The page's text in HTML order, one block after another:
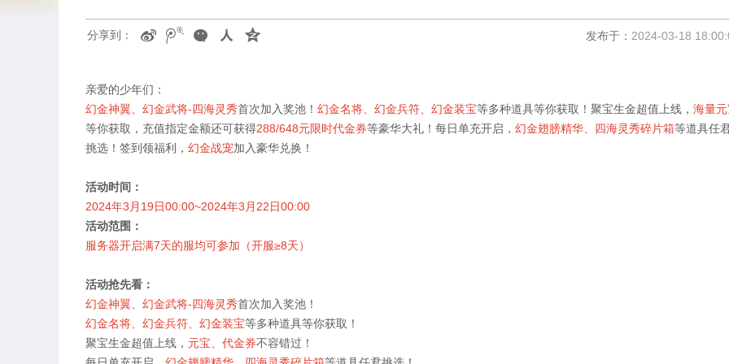
发布于： 2024-03-18
分享到：
亲爱的少年们：
幻金神翼、幻金武将-四海灵秀首次加入奖池！ 幻金名将、幻金兵符、幻金装宝等多种道具等你获取！聚宝生金超值上线， 海量
等你获取，充值指定金额还可获得288/648元限时代金券等豪华大礼！每日单充开启， 幻金翅膀精华、四海灵秀碎片箱等道具任
挑选！签到领福利， 幻金战宠加入豪华兑换！
活动时间：
2024年3 月 19日00:00~2024年3 月 22日00:00
活动范围：
服务器开启满7天的服均可参加（开服≥8天）
活动抢先看：
幻金神翼、幻金武将-四海灵秀首次加入奖池！
幻金名将、幻金兵符、幻金装宝等多种道具等你获取！
聚宝生金超值上线， 元宝、代金券不容错过！